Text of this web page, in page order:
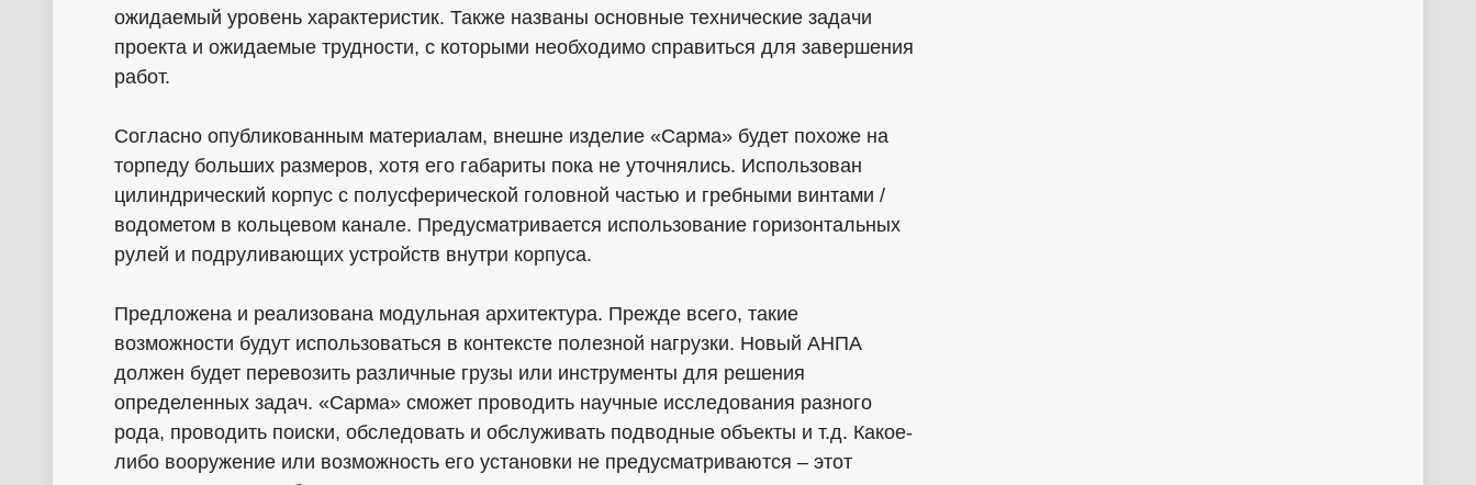
ожидаемый уровень характеристик. Также названы основные технические задачи
проекта и ожидаемые трудности, с которыми необходимо справиться для завершения
работ.
Согласно опубликованным материалам, внешне изделие «Сарма» будет похоже на
торпеду больших размеров, хотя его габариты пока не уточнялись. Использован
цилиндрический корпус с полусферической головной частью и гребными винтами /
водометом в кольцевом канале. Предусматривается использование горизонтальных
рулей и подруливающих устройств внутри корпуса.
Предложена и реализована модульная архитектура. Прежде всего, такие
возможности будут использоваться в контексте полезной нагрузки. Новый АНПА
должен будет перевозить различные грузы или инструменты для решения
определенных задач. «Сарма» сможет проводить научные исследования разного
рода, проводить поиски, обследовать и обслуживать подводные объекты и т.д. Какое-
либо вооружение или возможность его установки не предусматриваются – этот